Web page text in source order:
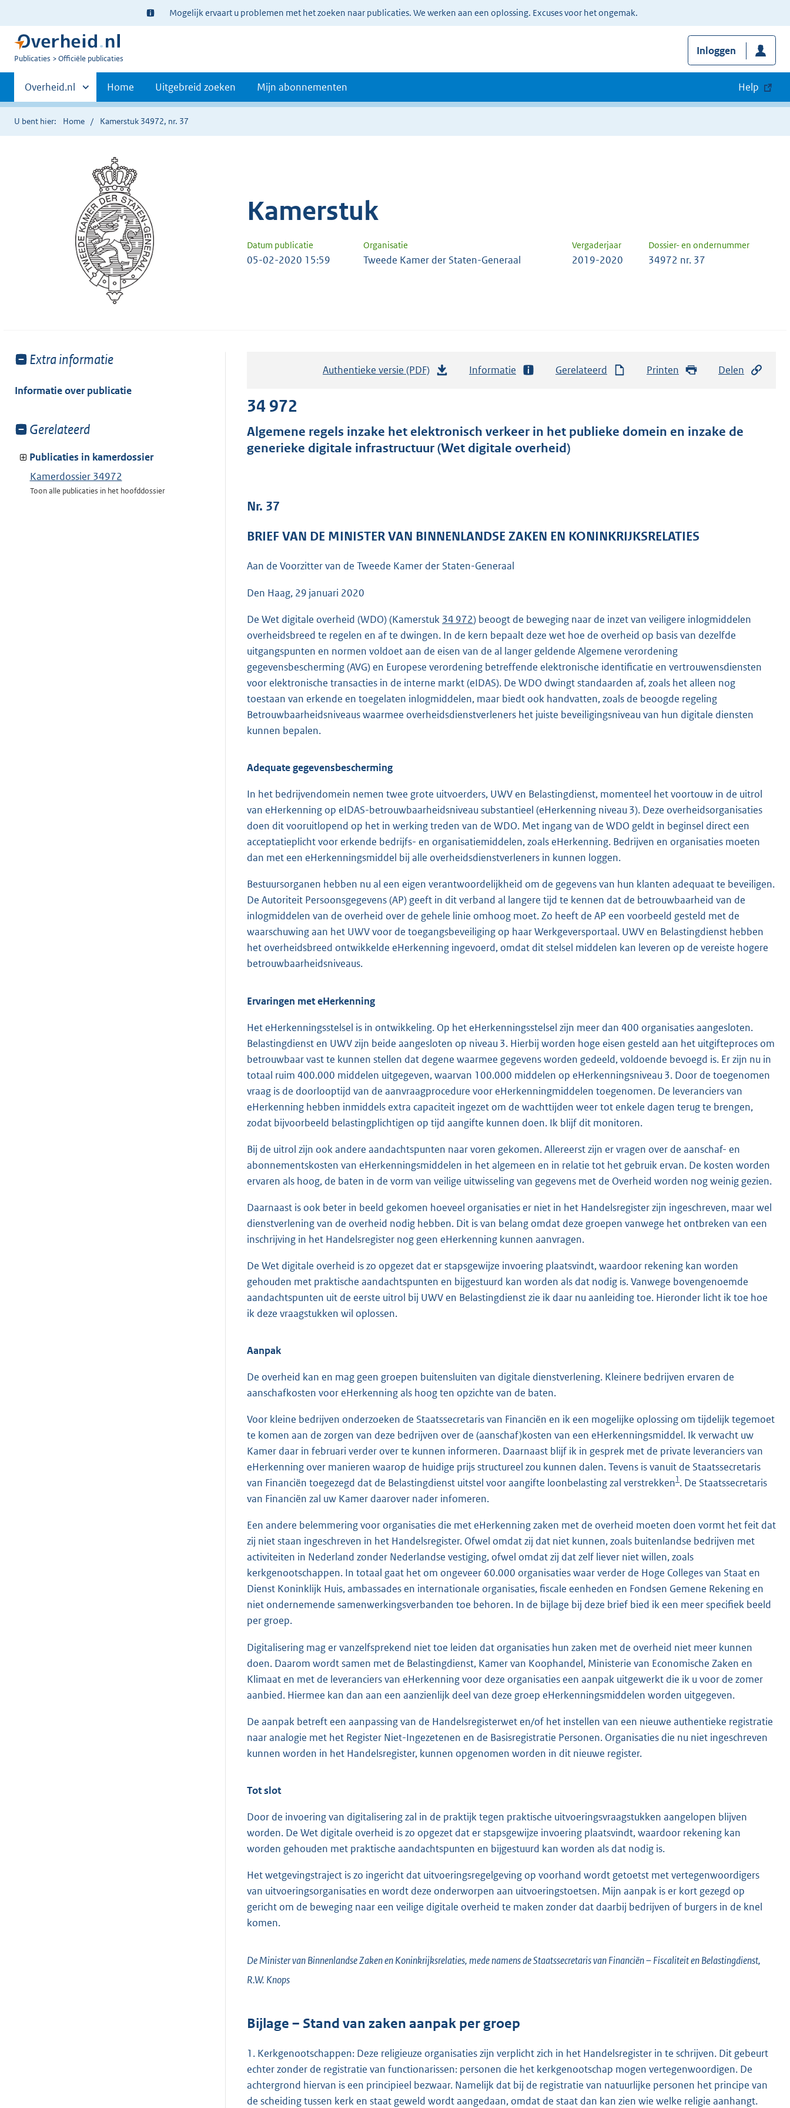
Ter
informatie:
Mogelijk ervaart u problemen met het zoeken naar publicaties. We werken aan een oplossing. Excuses voor het ongemak.
U
Publicaties Officiële publicaties
Inloggen
Primaire
navigatie
Andere
sites
binnen
Overheid.nl Home Uitgebreid zoeken Mijn abonnementen Help
U bent hier: Home Kamerstuk 34972, nr. 37
Kamerstuk
Datum publicatie Organisatie Vergaderjaar Dossier- en ondernummer
05-02-2020 15:59 Tweede Kamer der Staten-Generaal 2019-2020 34972 nr. 37
Toon
van:
Extra informatie
Informatie over publicatie
Toon
van:
Gerelateerd
Publicaties in kamerdossier
Kamerdossier 34972
Toon alle publicaties in het hoofddossier
Authentieke versie (PDF)
a
n
o
o
t
4
6
K
b
Informatie Gerelateerd Printen Delen
34 972
Algemene regels inzake het elektronisch verkeer in het publieke domein en inzake de
generieke digitale infrastructuur (Wet digitale overheid)
Nr. 37
BRIEF VAN DE MINISTER VAN BINNENLANDSE ZAKEN EN KONINKRIJKSRELATIES
Aan de Voorzitter van de Tweede Kamer der Staten-Generaal
Den Haag, 29 januari 2020
De Wet digitale overheid (WDO) (Kamerstuk 34 972) beoogt de beweging naar de inzet van veiligere inlogmiddelen
overheidsbreed te regelen en af te dwingen. In de kern bepaalt deze wet hoe de overheid op basis van dezelfde
uitgangspunten en normen voldoet aan de eisen van de al langer geldende Algemene verordening
gegevensbescherming (AVG) en Europese verordening betreffende elektronische identificatie en vertrouwensdiensten
voor elektronische transacties in de interne markt (eIDAS). De WDO dwingt standaarden af, zoals het alleen nog
toestaan van erkende en toegelaten inlogmiddelen, maar biedt ook handvatten, zoals de beoogde regeling
Betrouwbaarheidsniveaus waarmee overheidsdienstverleners het juiste beveiligingsniveau van hun digitale diensten
kunnen bepalen.
Adequate gegevensbescherming
In het bedrijvendomein nemen twee grote uitvoerders, UWV en Belastingdienst, momenteel het voortouw in de uitrol
van eHerkenning op eIDAS-betrouwbaarheidsniveau substantieel (eHerkenning niveau 3). Deze overheidsorganisaties
doen dit vooruitlopend op het in werking treden van de WDO. Met ingang van de WDO geldt in beginsel direct een
acceptatieplicht voor erkende bedrijfs- en organisatiemiddelen, zoals eHerkenning. Bedrijven en organisaties moeten
dan met een eHerkenningsmiddel bij alle overheidsdienstverleners in kunnen loggen.
Bestuursorganen hebben nu al een eigen verantwoordelijkheid om de gegevens van hun klanten adequaat te beveiligen.
De Autoriteit Persoonsgegevens (AP) geeft in dit verband al langere tijd te kennen dat de betrouwbaarheid van de
inlogmiddelen van de overheid over de gehele linie omhoog moet. Zo heeft de AP een voorbeeld gesteld met de
waarschuwing aan het UWV voor de toegangsbeveiliging op haar Werkgeversportaal. UWV en Belastingdienst hebben
het overheidsbreed ontwikkelde eHerkenning ingevoerd, omdat dit stelsel middelen kan leveren op de vereiste hogere
betrouwbaarheidsniveaus.
Ervaringen met eHerkenning
Het eHerkenningsstelsel is in ontwikkeling. Op het eHerkenningsstelsel zijn meer dan 400 organisaties aangesloten.
Belastingdienst en UWV zijn beide aangesloten op niveau 3. Hierbij worden hoge eisen gesteld aan het uitgifteproces om
betrouwbaar vast te kunnen stellen dat degene waarmee gegevens worden gedeeld, voldoende bevoegd is. Er zijn nu in
totaal ruim 400.000 middelen uitgegeven, waarvan 100.000 middelen op eHerkenningsniveau 3. Door de toegenomen
vraag is de doorlooptijd van de aanvraagprocedure voor eHerkenningmiddelen toegenomen. De leveranciers van
eHerkenning hebben inmiddels extra capaciteit ingezet om de wachttijden weer tot enkele dagen terug te brengen,
zodat bijvoorbeeld belastingplichtigen op tijd aangifte kunnen doen. Ik blijf dit monitoren.
Bij de uitrol zijn ook andere aandachtspunten naar voren gekomen. Allereerst zijn er vragen over de aanschaf- en
abonnementskosten van eHerkenningsmiddelen in het algemeen en in relatie tot het gebruik ervan. De kosten worden
ervaren als hoog, de baten in de vorm van veilige uitwisseling van gegevens met de Overheid worden nog weinig gezien.
Daarnaast is ook beter in beeld gekomen hoeveel organisaties er niet in het Handelsregister zijn ingeschreven, maar wel
dienstverlening van de overheid nodig hebben. Dit is van belang omdat deze groepen vanwege het ontbreken van een
inschrijving in het Handelsregister nog geen eHerkenning kunnen aanvragen.
De Wet digitale overheid is zo opgezet dat er stapsgewijze invoering plaatsvindt, waardoor rekening kan worden
gehouden met praktische aandachtspunten en bijgestuurd kan worden als dat nodig is. Vanwege bovengenoemde
aandachtspunten uit de eerste uitrol bij UWV en Belastingdienst zie ik daar nu aanleiding toe. Hieronder licht ik toe hoe
ik deze vraagstukken wil oplossen.
Aanpak
De overheid kan en mag geen groepen buitensluiten van digitale dienstverlening. Kleinere bedrijven ervaren de
aanschafkosten voor eHerkenning als hoog ten opzichte van de baten.
Voor kleine bedrijven onderzoeken de Staatssecretaris van Financiën en ik een mogelijke oplossing om tijdelijk tegemoet
te komen aan de zorgen van deze bedrijven over de (aanschaf)kosten van een eHerkenningsmiddel. Ik verwacht uw
Kamer daar in februari verder over te kunnen informeren. Daarnaast blijf ik in gesprek met de private leveranciers van
eHerkenning over manieren waarop de huidige prijs structureel zou kunnen dalen. Tevens is vanuit de Staatssecretaris
van Financiën toegezegd dat de Belastingdienst uitstel voor aangifte loonbelasting zal verstrekken1. De Staatssecretaris
van Financiën zal uw Kamer daarover nader infomeren.
Een andere belemmering voor organisaties die met eHerkenning zaken met de overheid moeten doen vormt het feit dat
zij niet staan ingeschreven in het Handelsregister. Ofwel omdat zij dat niet kunnen, zoals buitenlandse bedrijven met
activiteiten in Nederland zonder Nederlandse vestiging, ofwel omdat zij dat zelf liever niet willen, zoals
kerkgenootschappen. In totaal gaat het om ongeveer 60.000 organisaties waar verder de Hoge Colleges van Staat en
Dienst Koninklijk Huis, ambassades en internationale organisaties, fiscale eenheden en Fondsen Gemene Rekening en
niet ondernemende samenwerkingsverbanden toe behoren. In de bijlage bij deze brief bied ik een meer specifiek beeld
per groep.
Digitalisering mag er vanzelfsprekend niet toe leiden dat organisaties hun zaken met de overheid niet meer kunnen
doen. Daarom wordt samen met de Belastingdienst, Kamer van Koophandel, Ministerie van Economische Zaken en
Klimaat en met de leveranciers van eHerkenning voor deze organisaties een aanpak uitgewerkt die ik u voor de zomer
aanbied. Hiermee kan dan aan een aanzienlijk deel van deze groep eHerkenningsmiddelen worden uitgegeven.
De aanpak betreft een aanpassing van de Handelsregisterwet en/of het instellen van een nieuwe authentieke registratie
naar analogie met het Register Niet-Ingezetenen en de Basisregistratie Personen. Organisaties die nu niet ingeschreven
kunnen worden in het Handelsregister, kunnen opgenomen worden in dit nieuwe register.
Tot slot
Door de invoering van digitalisering zal in de praktijk tegen praktische uitvoeringsvraagstukken aangelopen blijven
worden. De Wet digitale overheid is zo opgezet dat er stapsgewijze invoering plaatsvindt, waardoor rekening kan
worden gehouden met praktische aandachtspunten en bijgestuurd kan worden als dat nodig is.
Het wetgevingstraject is zo ingericht dat uitvoeringsregelgeving op voorhand wordt getoetst met vertegenwoordigers
van uitvoeringsorganisaties en wordt deze onderworpen aan uitvoeringstoetsen. Mijn aanpak is er kort gezegd op
gericht om de beweging naar een veilige digitale overheid te maken zonder dat daarbij bedrijven of burgers in de knel
komen.
De Minister van Binnenlandse Zaken en Koninkrijksrelaties, mede namens de Staatssecretaris van Financiën– Fiscaliteit en Belastingdienst,
R.W. Knops
Bijlage – Stand van zaken aanpak per groep
1. Kerkgenootschappen: Deze religieuze organisaties zijn verplicht zich in het Handelsregister in te schrijven. Dit gebeurt
echter zonder de registratie van functionarissen: personen die het kerkgenootschap mogen vertegenwoordigen. De
achtergrond hiervan is een principieel bezwaar. Namelijk dat bij de registratie van natuurlijke personen het principe van
de scheiding tussen kerk en staat geweld wordt aangedaan, omdat de staat dan kan zien wie welke religie aanhangt.